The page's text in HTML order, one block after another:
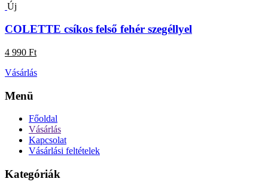
Új
COLETTE csíkos felső fehér szegéllyel
4 990 Ft
Vásárlás
Menü
Főoldal
Vásárlás
Kapcsolat
Vásárlási feltételek
Kategóriák